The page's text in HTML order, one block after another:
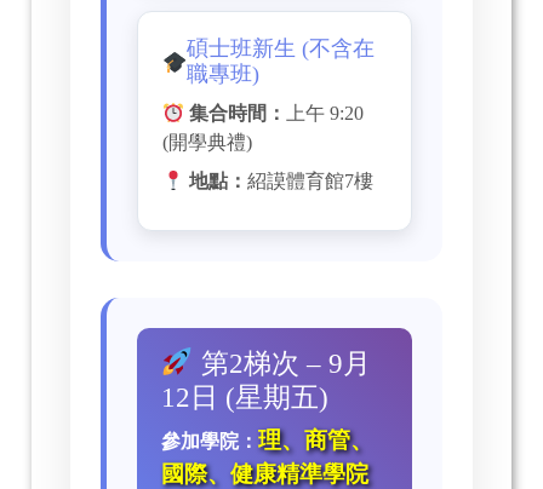
碩士班新生 (不含在
職專班)
集合時間： 上午 9:20
(開學典禮)
地點： 紹謨體育館7樓
第2梯次 – 9月
12日 (星期五)
參加學院： 理、商管、
國際、健康精準學院